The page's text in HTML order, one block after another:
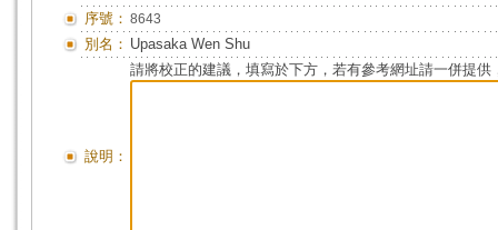
序號： 8643
別名： Upasaka Wen Shu
說明：
請將校正的建議，填寫於下方，若有參考網址請一併提供